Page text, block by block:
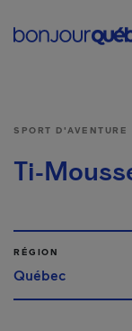
SPORT
Ti-
RÉGION
Québec